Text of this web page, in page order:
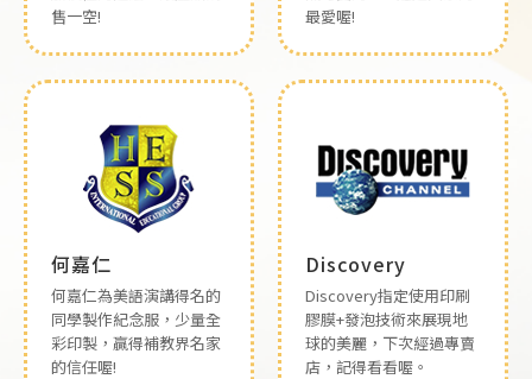
售一空!
最愛喔!
何嘉仁
何嘉仁為美語演講得名的
同學製作紀念服，少量全
彩印製，贏得補教界名家
的信任喔!
Discovery
Discovery指定使用印刷
膠膜+發泡技術來展現地
球的美麗，下次經過專賣
店，記得看看喔。